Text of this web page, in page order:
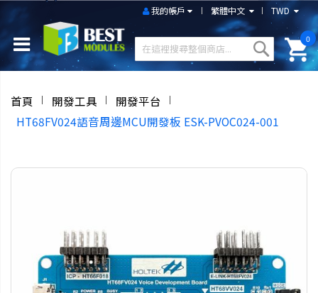
TWD
繁體中文
我的帳戶
0
首頁 開發工具
開發平台
HT68FV024語音周邊MCU開發板 ESK-PVOC024-001